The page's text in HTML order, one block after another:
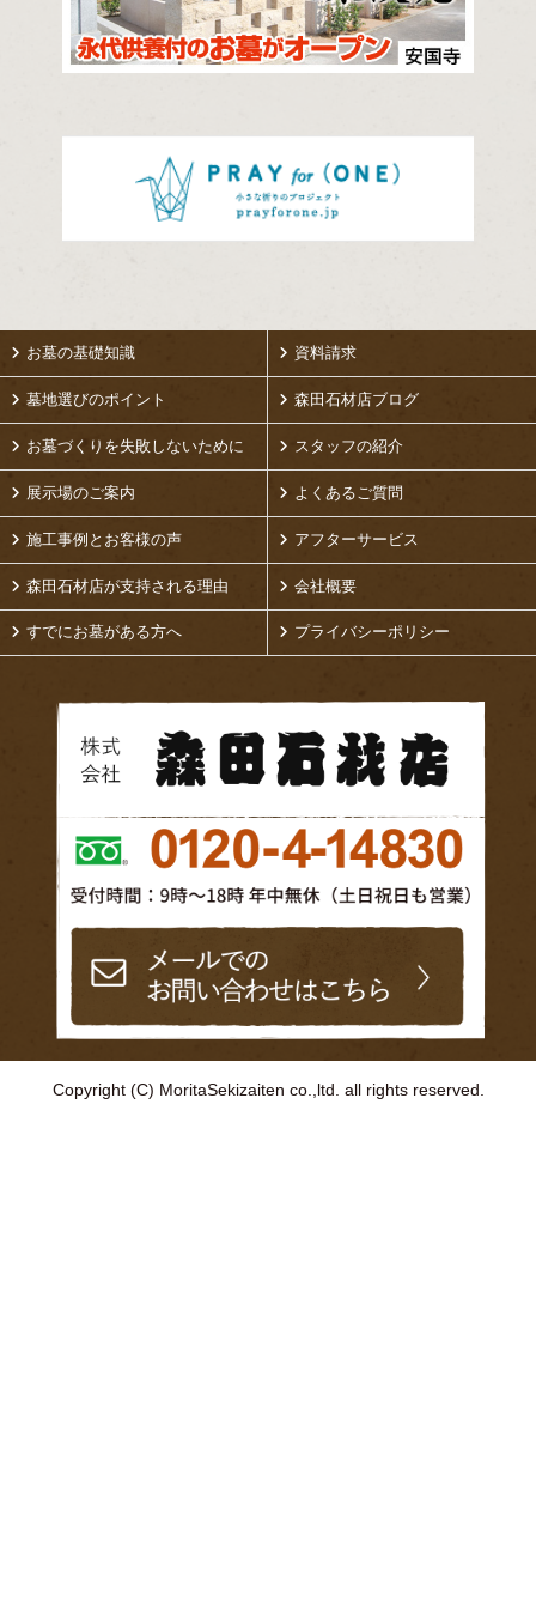
お墓の基礎知識
墓地選びのポイント
お墓づくりを失敗しないために
展示場のご案内
施工事例とお客様の声
森田石材店が支持される理由
すでにお墓がある方へ
資料請求
森田石材店ブログ
スタッフの紹介
よくあるご質問
アフターサービス
会社概要
プライバシーポリシー
Copyright (C) MoritaSekizaiten co.,ltd. all rights reserved.